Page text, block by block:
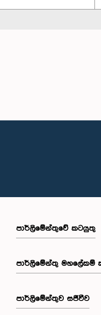
පාර්ලිමේන්තුවේ කටයුතු
පාර්ලිමේන්තු මහලේකම්
පාර්ලිමේන්තුව සජීවීව